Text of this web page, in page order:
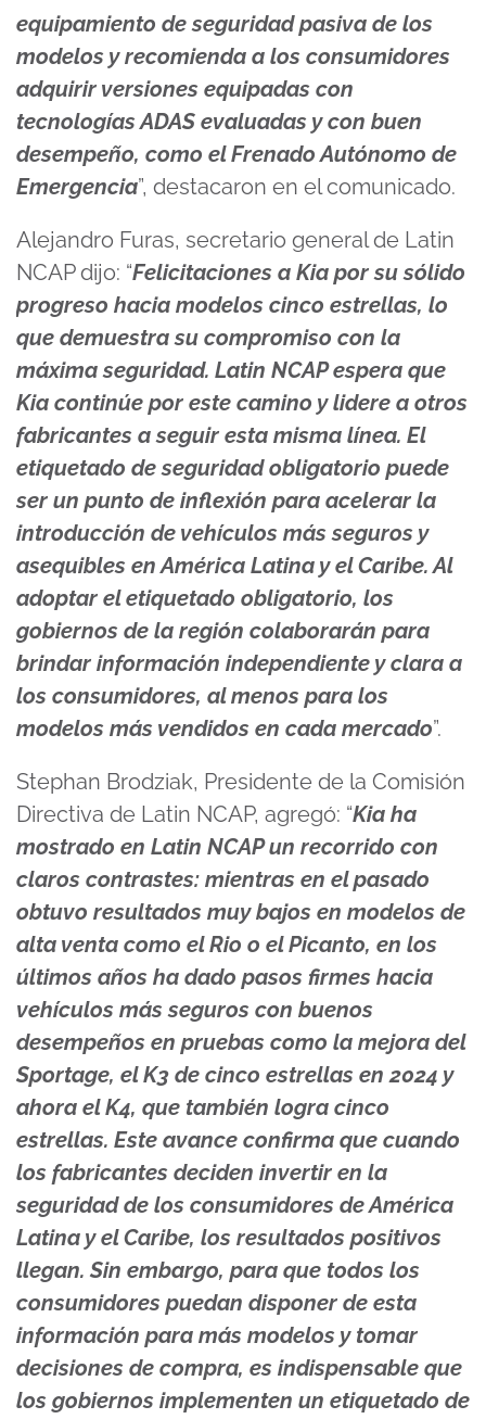
equipamiento de seguridad pasiva de los
modelos y recomienda a los consumidores
adquirir versiones equipadas con
tecnologías ADAS evaluadas y con buen
desempeño, como el Frenado Autónomo de
Emergencia”, destacaron en el comunicado.
Alejandro Furas, secretario general de Latin
NCAP dijo: “Felicitaciones a Kia por su sólido
progreso hacia modelos cinco estrellas, lo
que demuestra su compromiso con la
máxima seguridad. Latin NCAP espera que
Kia continúe por este camino y lidere a otros
fabricantes a seguir esta misma línea. El
etiquetado de seguridad obligatorio puede
ser un punto de inflexión para acelerar la
introducción de vehículos más seguros y
asequibles en América Latina y el Caribe. Al
adoptar el etiquetado obligatorio, los
gobiernos de la región colaborarán para
brindar información independiente y clara a
los consumidores, al menos para los
modelos más vendidos en cada mercado”.
Stephan Brodziak, Presidente de la Comisión
Directiva de Latin NCAP, agregó: “Kia ha
mostrado en Latin NCAP un recorrido con
claros contrastes: mientras en el pasado
obtuvo resultados muy bajos en modelos de
alta venta como el Rio o el Picanto, en los
últimos años ha dado pasos firmes hacia
vehículos más seguros con buenos
desempeños en pruebas como la mejora del
Sportage, el K3 de cinco estrellas en 2024 y
ahora el K4, que también logra cinco
estrellas. Este avance confirma que cuando
los fabricantes deciden invertir en la
seguridad de los consumidores de América
Latina y el Caribe, los resultados positivos
llegan. Sin embargo, para que todos los
consumidores puedan disponer de esta
información para más modelos y tomar
decisiones de compra, es indispensable que
los gobiernos implementen un etiquetado de